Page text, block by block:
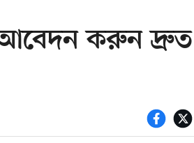
আবেদন করুন দ্রুত